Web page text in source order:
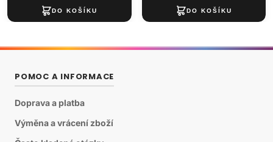
POMOC A INFORMACE
Doprava a platba
Výměna a vrácení zboží